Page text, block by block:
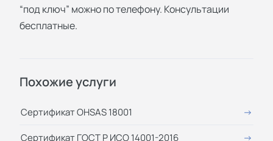
“под ключ” можно по телефону. Консультации
бесплатные.
Похожие услуги
Сертификат OHSAS 18001
Сертификат ГОСТ Р ИСО 14001-2016